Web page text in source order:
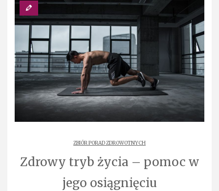
ZBIÓR PORAD ZDROWOTNYCH
Zdrowy tryb życia – pomoc w
jego osiągnięciu